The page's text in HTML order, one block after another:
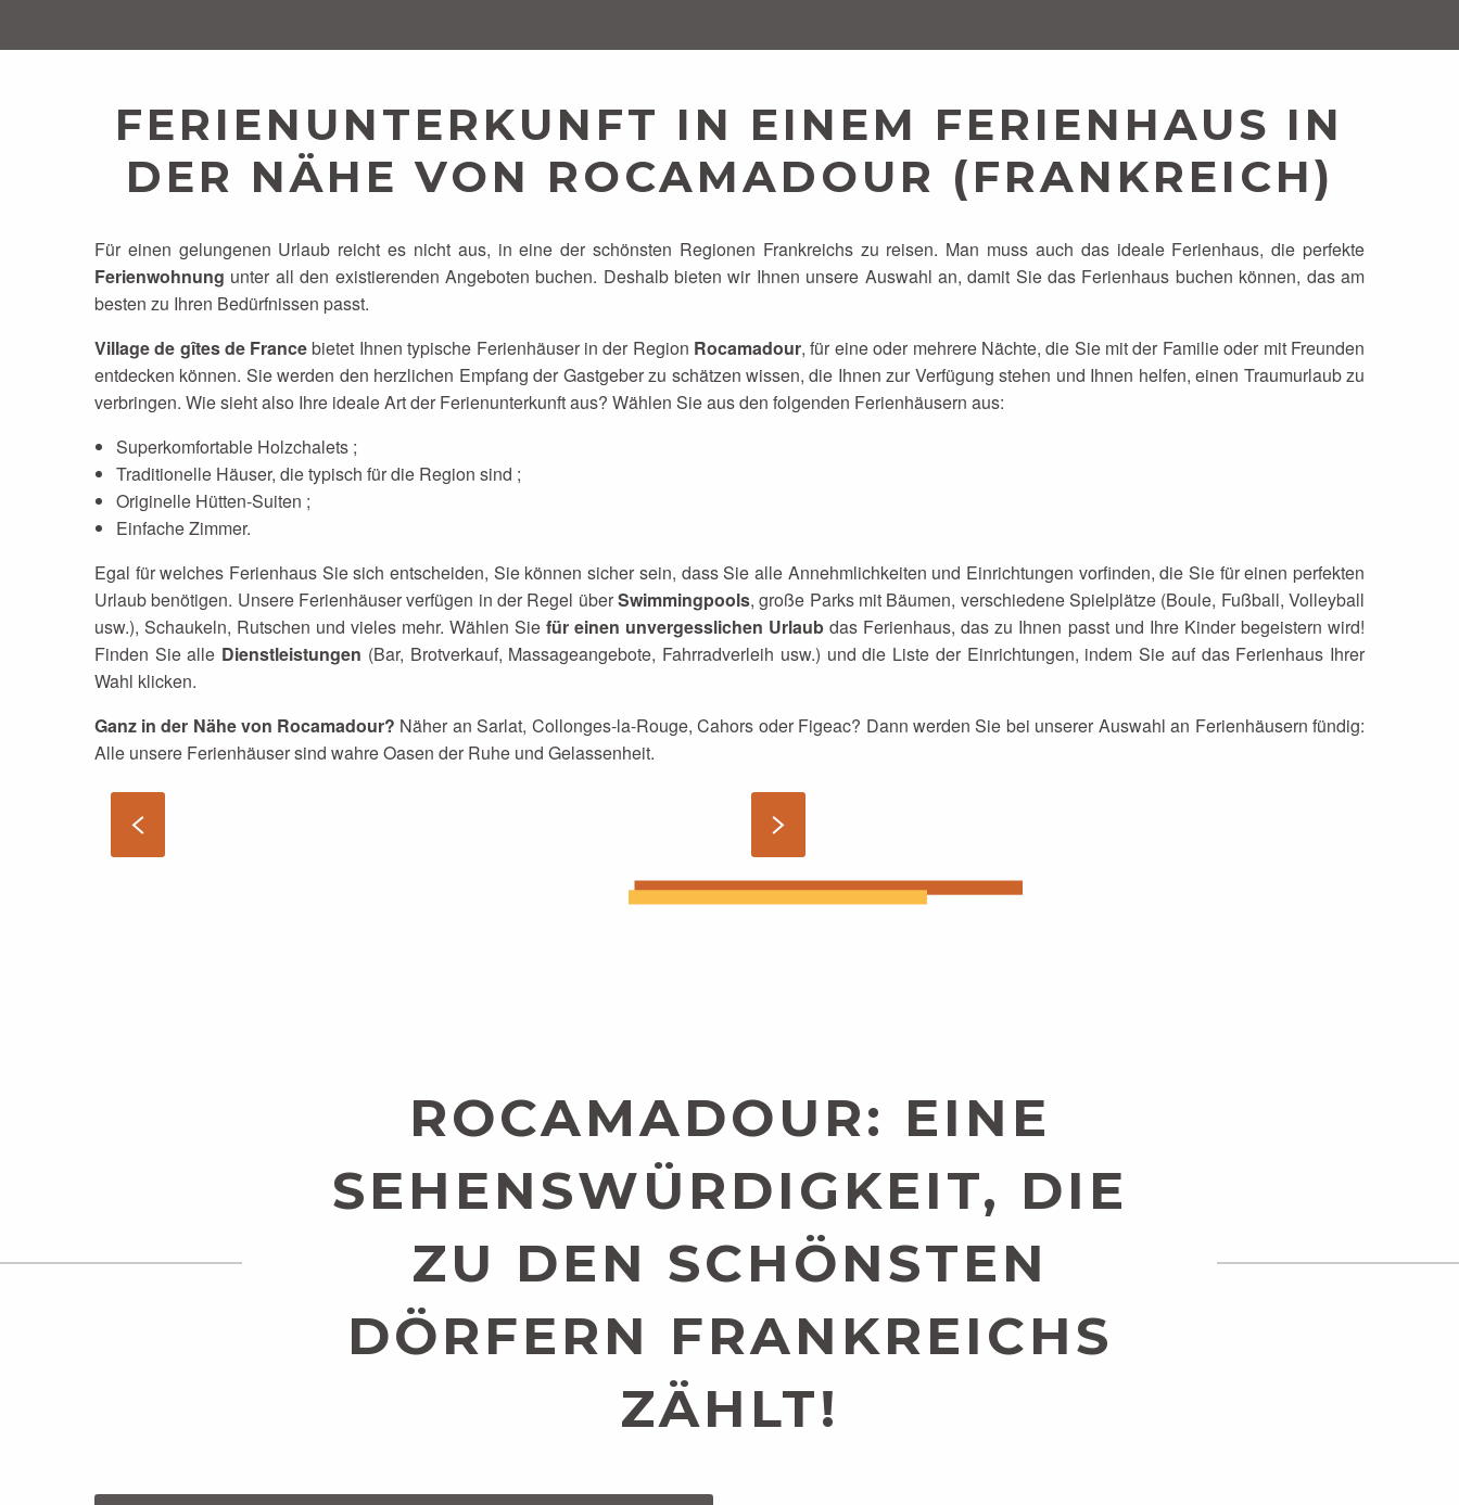
FERIENUNTERKUNFT IN EINEM FERIENHAUS IN
DER NÄHE VON ROCAMADOUR (FRANKREICH)
Für einen gelungenen Urlaub reicht es nicht aus, in eine der schönsten Regionen Frankreichs zu reisen. Man muss auch das ideale Ferienhaus, die perfekte
Ferienwohnung unter all den existierenden Angeboten buchen. Deshalb bieten wir Ihnen unsere Auswahl an, damit Sie das Ferienhaus buchen können, das am
besten zu Ihren Bedürfnissen passt.
Village de gîtes de Francebietet Ihnen typische Ferienhäuser in der Region Rocamadour, für eine oder mehrere Nächte, die Sie mit der Familie oder mit Freunden
entdecken können. Sie werden den herzlichen Empfang der Gastgeber zu schätzen wissen, die Ihnen zur Verfügung stehen und Ihnen helfen, einen Traumurlaub zu
verbringen. Wie sieht also Ihre ideale Art der Ferienunterkunft aus? Wählen Sie aus den folgenden Ferienhäusern aus:
Superkomfortable Holzchalets ;
Traditionelle Häuser, die typisch für die Region sind ;
Originelle Hütten-Suiten ;
Einfache Zimmer.
Egal für welches Ferienhaus Sie sich entscheiden, Sie können sicher sein, dass Sie alle Annehmlichkeiten und Einrichtungen vorfinden, die Sie für einen perfekten
Urlaub benötigen. Unsere Ferienhäuser verfügen in der Regel überSwimmingpools, große Parks mit Bäumen, verschiedene Spielplätze (Boule, Fußball, Volleyball
usw.), Schaukeln, Rutschen und vieles mehr. Wählen Sie für einen unvergesslichen Urlaub das Ferienhaus, das zu Ihnen passt und Ihre Kinder begeistern wird!
Finden Sie alle Dienstleistungen (Bar, Brotverkauf, Massageangebote, Fahrradverleih usw.) und die Liste der Einrichtungen, indem Sie auf das Ferienhaus Ihrer
Wahl klicken.
Ganz in der Nähe von Rocamadour? Näher an Sarlat, Collonges-la-Rouge, Cahors oder Figeac? Dann werden Sie bei unserer Auswahl an Ferienhäusern fündig:
Alle unsere Ferienhäuser sind wahre Oasen der Ruhe und Gelassenheit.
ROCAMADOUR: EINE
SEHENSWÜRDIGKEIT, DIE
ZU DEN SCHÖNSTEN
DÖRFERN FRANKREICHS
ZÄHLT!